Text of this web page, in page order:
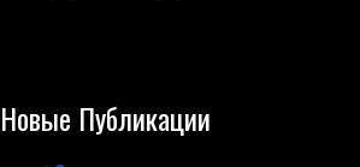
Новые Публикации